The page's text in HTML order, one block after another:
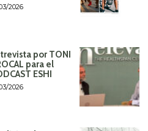
2026
por TONI
para el
ESHI
2026